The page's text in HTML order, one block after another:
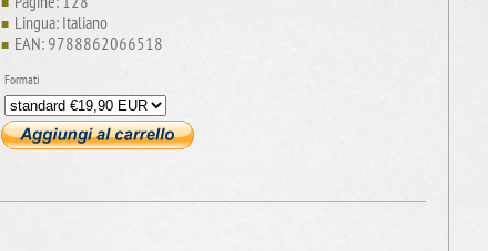
Pagine: 128
Lingua: Italiano
EAN: 9788862066518
Formati